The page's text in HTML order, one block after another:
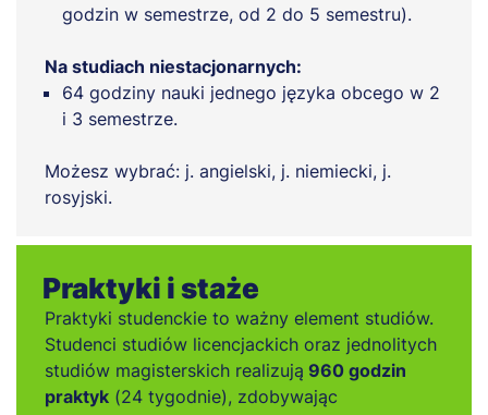
godzin w semestrze, od 2 do 5 semestru).
Na studiach niestacjonarnych:
64 godziny nauki jednego języka obcego w 2
i 3 semestrze.
Możesz wybrać: j. angielski, j. niemiecki, j.
rosyjski.
Praktyki i staże
Praktyki studenckie to ważny element studiów.
Studenci studiów licencjackich oraz jednolitych
studiów magisterskich realizują 960 godzin
praktyk (24 tygodnie), zdobywając